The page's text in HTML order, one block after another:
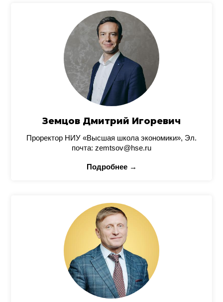
Земцов Дмитрий Игоревич
Проректор НИУ «Высшая школа экономики», Эл.
почта: zemtsov@hse.ru
Подробнее →